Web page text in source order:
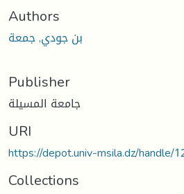
Authors
بن جودي, جمعة
Publisher
جامعة المسيلة
URI
https://depot.univ-msila.dz/handle/
Collections